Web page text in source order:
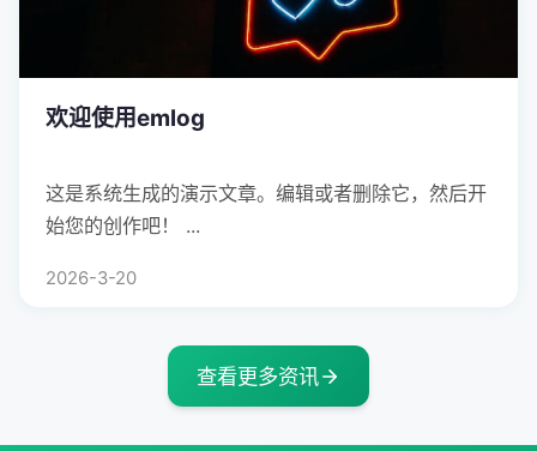
欢迎使用emlog
这是系统生成的演示文章。编辑或者删除它，然后开
始您的创作吧！ ...
2026-3-20
查看更多资讯